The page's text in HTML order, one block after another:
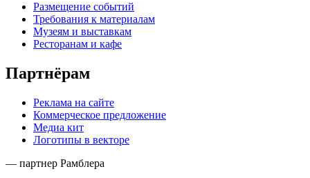
Размещение событий
Требования к материалам
Музеям и выставкам
Ресторанам и кафе
Партнёрам
Реклама на сайте
Коммерческое предложение
Медиа кит
Логотипы в векторе
— партнер Рамблера